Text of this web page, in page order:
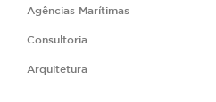
Agências Marítimas
Consultoria
Arquitetura